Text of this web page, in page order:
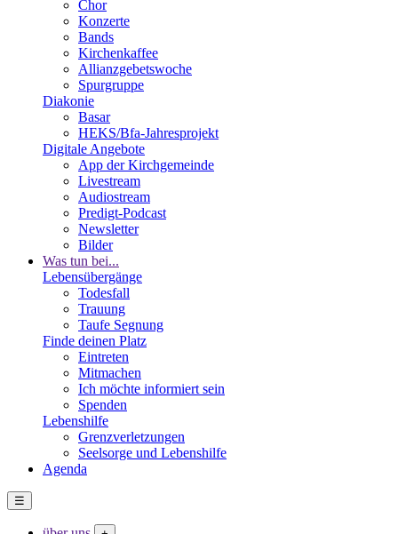
Chor
Konzerte
Bands
Kirchenkaffee
Allianzgebetswoche
Spurgruppe
Diakonie
Basar
HEKS/Bfa-Jahresprojekt
Digitale Angebote
App der Kirchgemeinde
Livestream
Audiostream
Predigt-Podcast
Newsletter
Bilder
Was tun bei...
Lebensübergänge
Todesfall
Trauung
Taufe Segnung
Finde deinen Platz
Eintreten
Mitmachen
Ich möchte informiert sein
Spenden
Lebenshilfe
Grenzverletzungen
Seelsorge und Lebenshilfe
Agenda
☰